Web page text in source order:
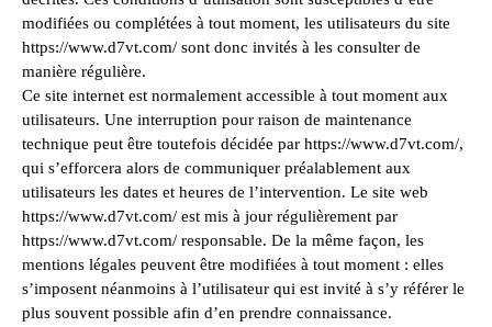
modifiées ou complétées à tout moment, les utilisateurs du site
https://www.d7vt.com/ sont donc invités à les consulter de
manière régulière.
Ce site internet est normalement accessible à tout moment aux
utilisateurs. Une interruption pour raison de maintenance
technique peut être toutefois décidée par https://www.d7vt.com/,
qui s’efforcera alors de communiquer préalablement aux
utilisateurs les dates et heures de l’intervention. Le site web
https://www.d7vt.com/ est mis à jour régulièrement par
https://www.d7vt.com/ responsable. De la même façon, les
mentions légales peuvent être modifiées à tout moment : elles
s’imposent néanmoins à l’utilisateur qui est invité à s’y référer le
plus souvent possible afin d’en prendre connaissance.